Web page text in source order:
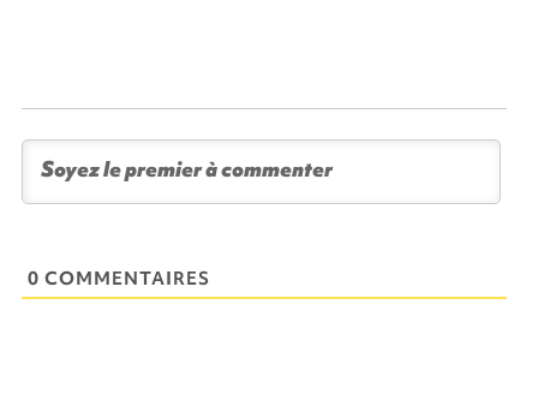
0 COMMENTAIRES